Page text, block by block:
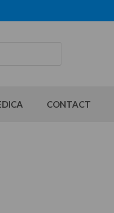
CONTACT